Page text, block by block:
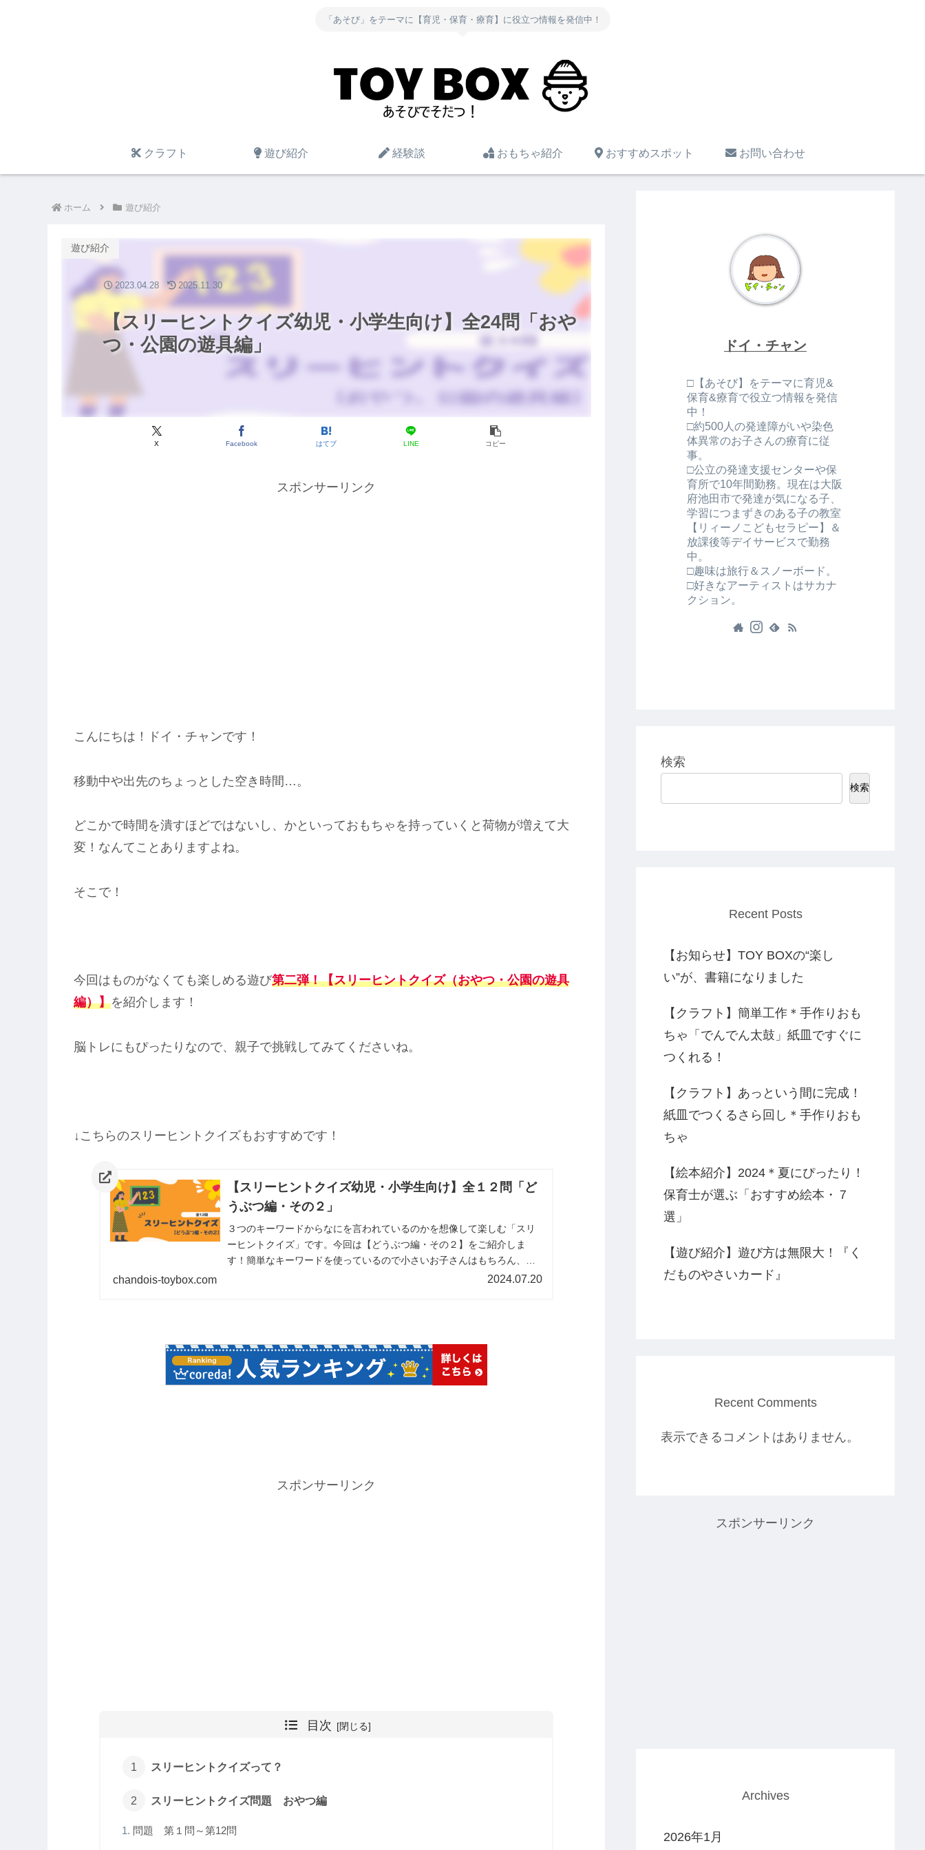
「あそび」をテーマに【育児・保育・療育】に役立つ情報を発信中！
クラフト 遊び紹介 経験談 おもちゃ紹介 おすすめスポット お問い合わせ
ホーム 遊び紹介
【スリーヒントクイズ幼児・小学生向け】全24問「おや
つ・公園の遊具編」
遊び紹介
X Facebook はてブ LINE コピー
2023.04.28 2025.11.30
スポンサーリンク
こんにちは！ドイ・チャンです！
移動中や出先のちょっとした空き時間…。
どこかで時間を潰すほどではないし、かといっておもちゃを持っていくと荷物が増えて大
変！なんてことありますよね。
そこで！
今回はものがなくても楽しめる遊び第二弾！【スリーヒントクイズ（おやつ・公園の遊具
編）】を紹介します！
脳トレにもぴったりなので、親子で挑戦してみてくださいね。
↓こちらのスリーヒントクイズもおすすめです！
【スリーヒントクイズ幼児・小学生向け】全１２問「ど
うぶつ編・その２」
３つのキーワードからなにを言われているのかを想像して楽しむ「スリ
ーヒントクイズ」です。今回は【どうぶつ編・その２】をご紹介しま
す！簡単なキーワードを使っているので小さいお子さんはもちろん、大
人の方も脳トレとして楽しむことができます。参考にしてみてください
chandois-toybox.com 2024.07.20
スポンサーリンク
目次
スリーヒントクイズって？
スリーヒントクイズ問題 おやつ編
問題 第１問～第12問
ドイ・チャン
□【あそび】をテーマに育児&
保育&療育で役立つ情報を発信
中！
□約500人の発達障がいや染色
体異常のお子さんの療育に従
事。
□公立の発達支援センターや保
育所で10年間勤務。現在は大阪
府池田市で発達が気になる子、
学習につまずきのある子の教室
【リィーノこどもセラピー】＆
放課後等デイサービスで勤務
中。
□趣味は旅行＆スノーボード。
□好きなアーティストはサカナ
クション。
検索
検索
Recent Posts
【お知らせ】TOY BOXの“楽し
い”が、書籍になりました
【クラフト】簡単工作＊手作りおも
ちゃ「でんでん太鼓」紙皿ですぐに
つくれる！
【クラフト】あっという間に完成！
紙皿でつくるさら回し＊手作りおも
ちゃ
【絵本紹介】2024＊夏にぴったり！
保育士が選ぶ「おすすめ絵本・７
選」
【遊び紹介】遊び方は無限大！『く
だものやさいカード』
Recent Comments
表示できるコメントはありません。
スポンサーリンク
Archives
2026年1月